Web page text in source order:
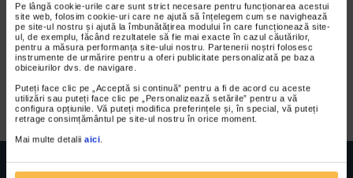
Pe lângă cookie-urile care sunt strict necesare pentru funcționarea acestui
site web, folosim cookie-uri care ne ajută să înțelegem cum se navighează
pe site-ul nostru și ajută la îmbunătățirea modului în care funcționează site-
ul, de exemplu, făcând rezultatele să fie mai exacte în cazul căutărilor,
pentru a măsura performanța site-ului nostru. Partenerii noștri folosesc
instrumente de urmărire pentru a oferi publicitate personalizată pe baza
obiceiurilor dvs. de navigare.
Puteți face clic pe „Acceptă si continuă” pentru a fi de acord cu aceste
utilizări sau puteți face clic pe „Personalizează setările” pentru a vă
configura opțiunile. Vă puteți modifica preferințele și, în special, vă puteți
retrage consimțământul pe site-ul nostru în orice moment.
Mai multe detalii aici
Clouds & I Clouds – expozitie
de grup la Galeria Senso